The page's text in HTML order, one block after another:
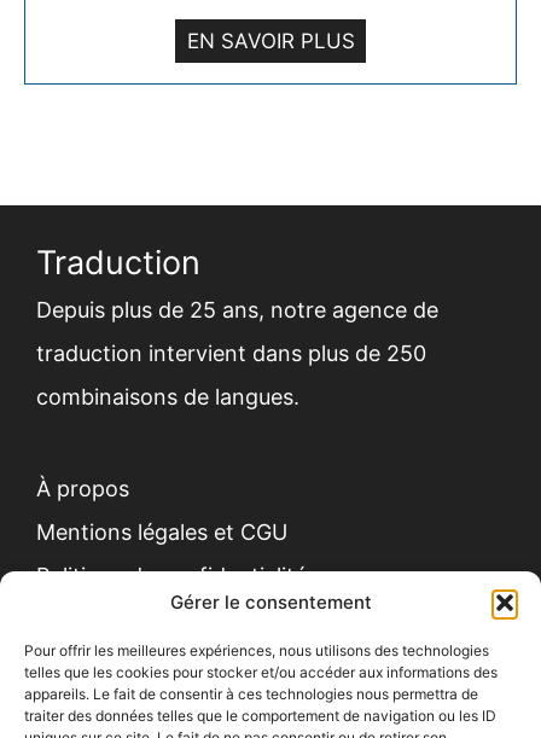
Gérer le consentement
Pour offrir les meilleures expériences, nous utilisons des technologies
telles que les cookies pour stocker et/ou accéder aux informations des
appareils. Le fait de consentir à ces technologies nous permettra de
traiter des données telles que le comportement de navigation ou les ID
EN SAVOIR PLUS
Traduction
Depuis plus de 25 ans, notre agence de
traduction intervient dans plus de 250
combinaisons de langues.
À propos
Mentions légales et CGU
Politique de confidentialité